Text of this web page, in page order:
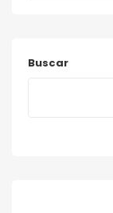
Buscar